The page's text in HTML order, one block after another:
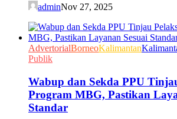
adminNov 27, 2025
AdvertorialBorneoKalimantan
Publik
Wabup dan Sekda PPU
Program MBG, Pastikan
Standar